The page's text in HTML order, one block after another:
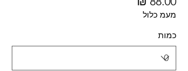
מעמ כלול
כמות